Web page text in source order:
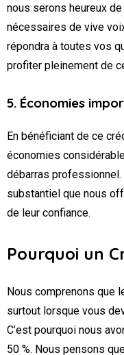
nous serons heureux
nécessaires de vive
répondra à toutes vos
profiter pleinement de
5. Économies
En bénéficiant de ce
économies
débarras professionnel.
substantiel que nous
de leur confiance.
Pourquoi un
Nous comprenons que
surtout lorsque vous
C’est pourquoi nous
50 %. Nous pensons